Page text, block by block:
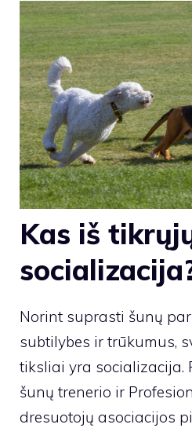
Kas iš
Norint suprasti šunų
subtilybes ir trūkumus,
tiksliai yra socializacija.
šunų trenerio ir
dresuotojų asociacijos